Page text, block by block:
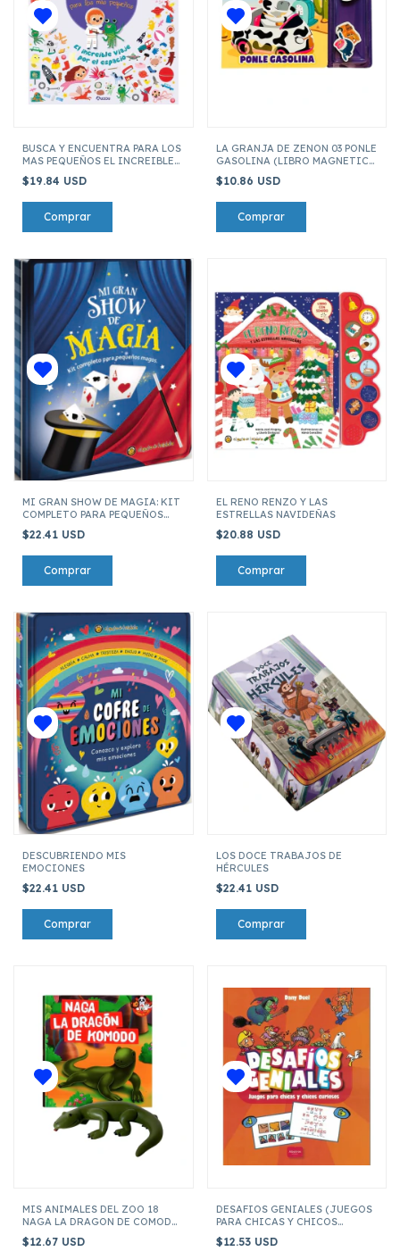
BUSCA Y ENCUENTRA PARA LOS
MAS PEQUEÑOS EL INCREIBLE
$19.84 USD
LA GRANJA DE ZENON 03 PONLE
GASOLINA (LIBRO MAGNETICO
$10.86 USD
MI GRAN SHOW DE MAGIA: KIT
COMPLETO PARA PEQUEÑOS
$22.41 USD
EL RENO RENZO Y LAS
ESTRELLAS NAVIDEÑAS
$20.88 USD
DESCUBRIENDO MIS
EMOCIONES
$22.41 USD
LOS DOCE TRABAJOS DE
HÉRCULES
$22.41 USD
MIS ANIMALES DEL ZOO 18
NAGA LA DRAGON DE COMODO
$12.67 USD
DESAFIOS GENIALES (JUEGOS
PARA CHICAS Y CHICOS
$12.53 USD